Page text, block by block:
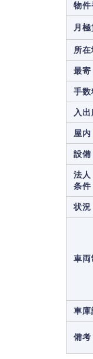
物件
月
所在
最寄
手数
入
屋
設備
法人
条件
状況
車両
車庫
備考